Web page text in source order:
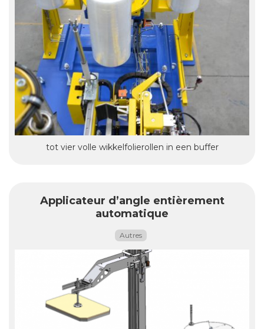
tot vier volle wikkelfolierollen in een buffer
Applicateur d’angle entièrement
automatique
Autres